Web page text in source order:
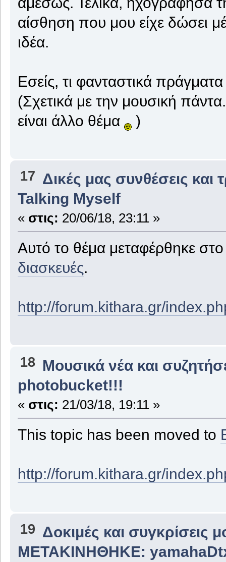
αίσθηση που μου είχε δώσει
ιδέα.
Εσείς, τι φανταστικά
(Σχετικά με την μουσική
είναι άλλο θέμα
)
17 Δικές μας συνθέσεις και
Talking Myself
« στις: 20/06/18, 23:11 »
Αυτό το θέμα μεταφέρθηκε στο
διασκευές.
http://forum.kithara.gr/
18 Μουσικά νέα και
photobucket!!!
« στις: 21/03/18, 19:11 »
This topic has been moved to
http://forum.kithara.gr/
19 Δοκιμές και συγκρίσεις
ΜΕΤΑΚΙΝΗΘΗΚΕ: